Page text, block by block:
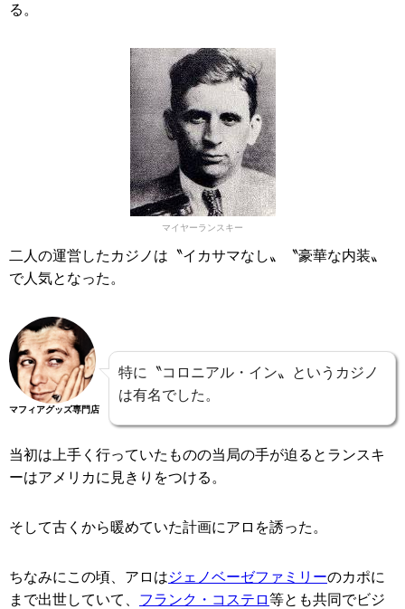
る。
マイヤーランスキー
二人の運営したカジノは〝イカサマなし〟〝豪華な内装〟
で人気となった。
マフィアグッズ専門店
特に〝コロニアル・イン〟というカジノ
は有名でした。
当初は上手く行っていたものの当局の手が迫るとランスキ
ーはアメリカに見きりをつける。
そして古くから暖めていた計画にアロを誘った。
ちなみにこの頃、アロはジェノベーゼファミリーのカポに
まで出世していて、 フランク・コステロ等とも共同でビジ